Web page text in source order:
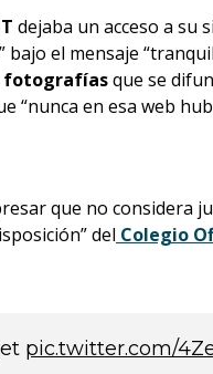
dejaba un acceso a su
” bajo el mensaje
fotografíasque se
“nunca en esa web
que no considera
del Colegio
pic.twitter.com/